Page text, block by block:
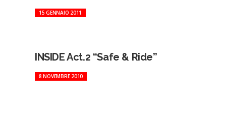
15 GENNAIO 2011
INSIDE Act.2 “Safe & Ride”
8 NOVEMBRE 2010